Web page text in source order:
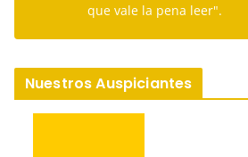
que vale la pena leer".
Nuestros Auspiciantes